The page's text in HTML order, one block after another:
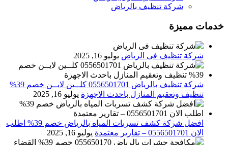
شركة تنظيف بالرياض
خدمات مميزة
شركة تنظيف فى الرياض يوليو 16, 2025
شركة تنظيف بالرياض 0556501701 كلــين لايــن خصم 39%
تنظيف وتعقيم المنازل باحدث الاجهزة يوليو 16, 2025
افضل شركة كشف تسربات المياه بالرياض خصم 39% اطلب
الان 0556501701‬‏ – تقارير معتمدة
يوليو 16, 2025